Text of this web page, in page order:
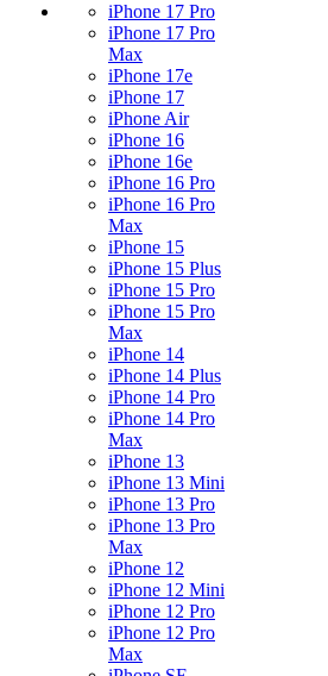
iPhone 17 Pro
iPhone 17 Pro
Max
iPhone 17e
iPhone 17
iPhone Air
iPhone 16
iPhone 16e
iPhone 16 Pro
iPhone 16 Pro
Max
iPhone 15
iPhone 15 Plus
iPhone 15 Pro
iPhone 15 Pro
Max
iPhone 14
iPhone 14 Plus
iPhone 14 Pro
iPhone 14 Pro
Max
iPhone 13
iPhone 13 Mini
iPhone 13 Pro
iPhone 13 Pro
Max
iPhone 12
iPhone 12 Mini
iPhone 12 Pro
iPhone 12 Pro
Max